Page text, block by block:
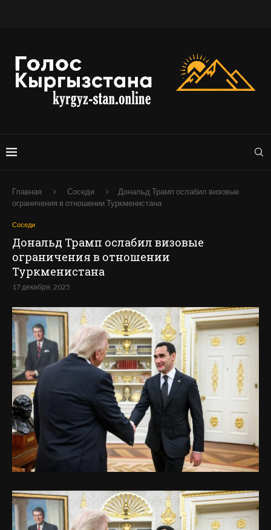
Главная Соседи
Дональд Трамп ослабил визовые
ограничения в отношении Туркменистана
Соседи
Дональд Трамп ослабил визовые
ограничения в отношении
Туркменистана
17 декабря, 2025